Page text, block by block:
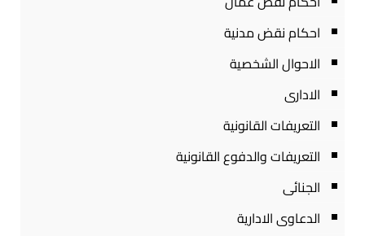
احكام نقض مدنية
الاحوال الشخصية
الادارى
التعريفات القانونية
التعريفات والدفوع القانونية
الجنائى
الدعاوى الادارية